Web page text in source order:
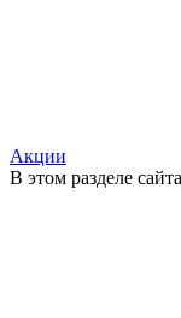
Акции
В этом разделе